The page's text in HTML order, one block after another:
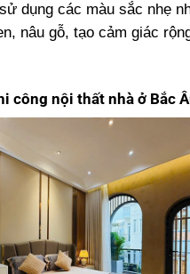
dụng các màu sắc nhẹ
nâu gỗ, tạo cảm giác
công nội thất nhà ở Bắc